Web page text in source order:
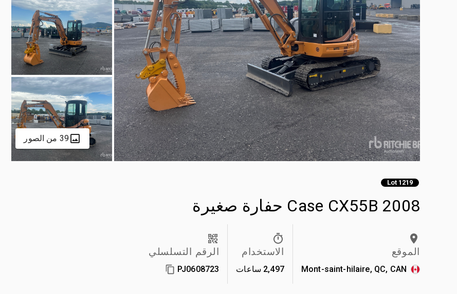
39 من الصور
Lot 1219
2008 Case CX55B حفارة صغيرة
الموقع
Mont-saint-hilaire, QC, CAN
الاستخدام
2,497 ساعات
الرقم التسلسلي
PJ0608723